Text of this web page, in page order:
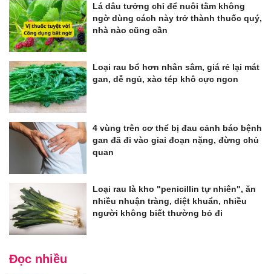
Lá dâu tưởng chỉ để nuôi tằm không
ngờ dùng cách này trở thành thuốc quý,
nhà nào cũng cần
Loại rau bổ hơn nhân sâm, giá rẻ lại mát
gan, dễ ngủ, xào tép khô cực ngon
4 vùng trên cơ thể bị đau cảnh báo bệnh
gan đã đi vào giai đoạn nặng, đừng chủ
quan
Loại rau là kho "penicillin tự nhiên", ăn
nhiều nhuận tràng, diệt khuẩn, nhiều
người không biết thường bỏ đi
Đọc nhiều